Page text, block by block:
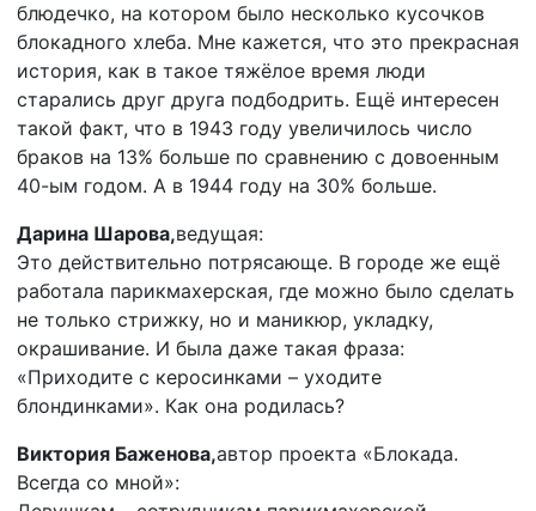
блюдечко, на котором было несколько кусочков
блокадного хлеба. Мне кажется, что это прекрасная
история, как в такое тяжёлое время люди
старались друг друга подбодрить. Ещё интересен
такой факт, что в 1943 году увеличилось число
браков на 13% больше по сравнению с довоенным
40-ым годом. А в 1944 году на 30% больше.
Дарина Шарова,ведущая:
Это действительно потрясающе. В городе же ещё
работала парикмахерская, где можно было сделать
не только стрижку, но и маникюр, укладку,
окрашивание. И была даже такая фраза:
«Приходите с керосинками – уходите
блондинками». Как она родилась?
Виктория Баженова,автор проекта «Блокада.
Всегда со мной»: